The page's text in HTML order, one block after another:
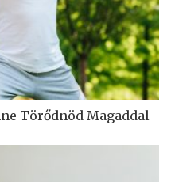
Törődnöd Magaddal